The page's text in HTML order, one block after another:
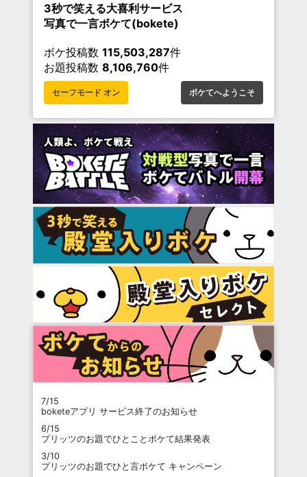
3秒で笑える大喜利サービス
写真で一言ボケて(bokete)
ボケ投稿数 115,503,287件
お題投稿数 8,106,760件
セーフモード オン ボケてへようこそ
7/15
boketeアプリ サービス終了のお知らせ
6/15
プリッツのお題でひとことボケて結果発表
3/10
プリッツのお題でひと言ボケて キャンペーン